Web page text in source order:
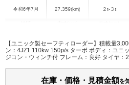
令和6年7月 27,359(km) ２t-３t
群馬県
H:110
W:2,190
H:2,250
パワステ パワーウィンドウ ABS
【ユニック製セーフティローダー】積載量
ン：4JZ1 110kw 150p/s ターボ ボディ：ユ
ジコン・ウィンチ付 フレーム：良好 タイヤ：
ETC ルーフキャリア
在庫・価格・見積金額を